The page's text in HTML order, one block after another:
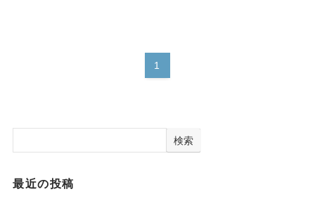
1
検索
最近の投稿